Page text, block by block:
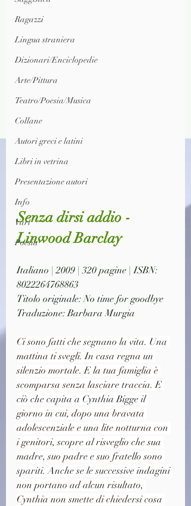
Ragazzi
Lingua straniera
Dizionari/Enciclopedie
Arte/Pittura
Teatro/Poesia/Musica
Collane
Autori greci e latini
Libri in vetrina
Presentazione autori
Info
Vari
Poesia
Senza dirsi addio -
Linwood Barclay
Italiano | 2009 | 320 pagine | ISBN:
8022264768863
Titolo originale: No time for goodbye
Traduzione: Barbara Murgia
Ci sono fatti che segnano la vita. Una
mattina ti svegli. In casa regna un
silenzio mortale. E la tua famiglia è
scomparsa senza lasciare traccia. E
ciò che capita a Cynthia Bigge il
giorno in cui, dopo una bravata
adolescenziale e una lite notturna con
i genitori, scopre al risveglio che sua
madre, suo padre e suo fratello sono
spariti. Anche se le successive indagini
non portano ad alcun risultato,
Cynthia non smette di chiedersi cosa